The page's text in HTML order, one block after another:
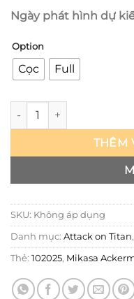
Ngày phát hình dự
Option
Cọc Full
Attack on Titan - Mikasa
THÊM
SKU: Không áp dụng
Danh mục: Attack on Titan,
Thẻ: 102025, Mikasa